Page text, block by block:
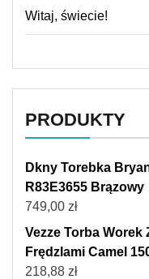
Witaj, świecie!
PRODUKTY
Dkny Torebka
R83E3655 Brązowy
749,00 zł
Vezze Torba Worek
Frędzlami Camel
218,88 zł